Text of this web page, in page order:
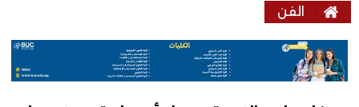
الفن